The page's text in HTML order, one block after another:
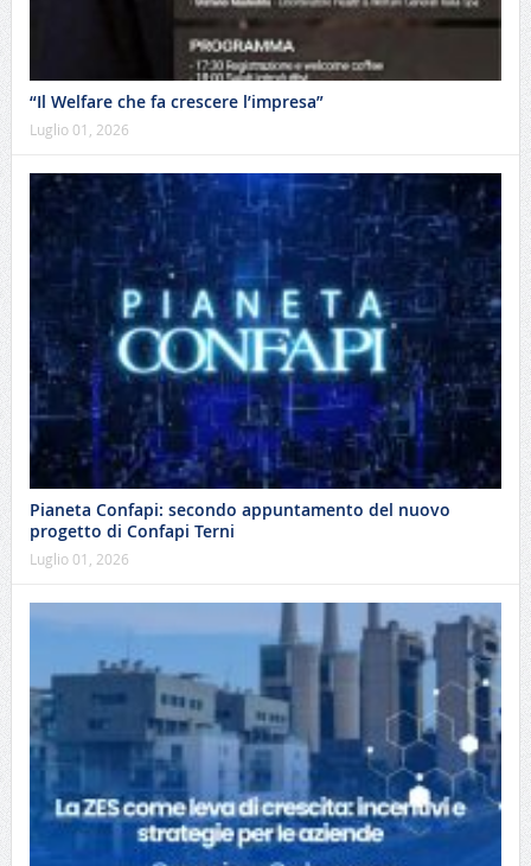
“Il Welfare che fa crescere l’impresa”
Luglio 01, 2026
Pianeta Confapi: secondo appuntamento del nuovo
progetto di Confapi Terni
Luglio 01, 2026